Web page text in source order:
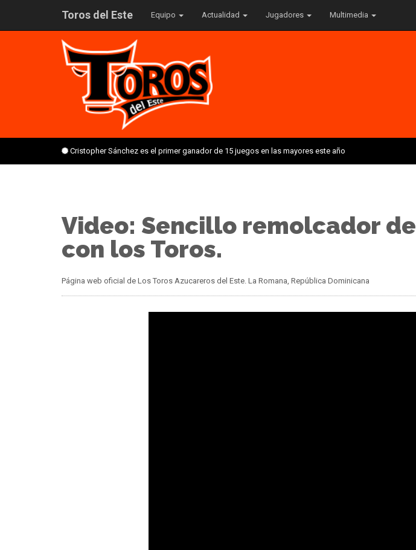
Toros del Este Equipo Actualidad Jugadores Multimedia
Cristopher Sánchez es el primer ganador de 15 juegos en las mayores este año
Video: Sencillo remolcador
con los Toros.
Página web oficial de Los Toros Azucareros del Este. La Romana, República Dominicana